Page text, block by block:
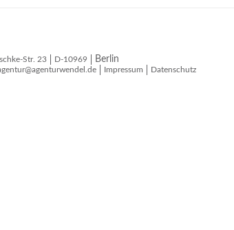
Str. 23 D-10969 Berlin
Impressum Datenschutz